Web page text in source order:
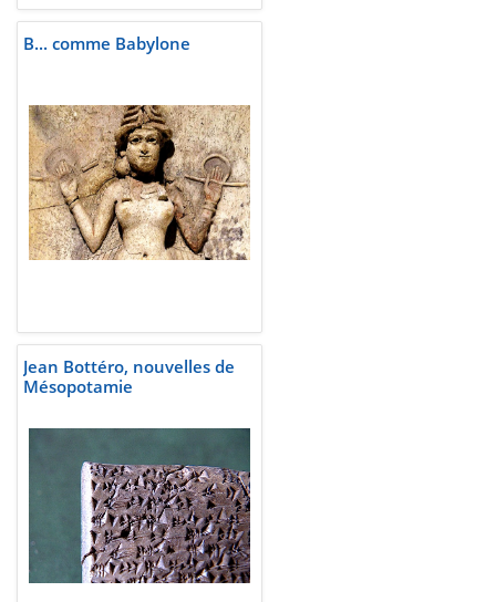
B... comme Babylone
Jean Bottéro, nouvelles de
Mésopotamie